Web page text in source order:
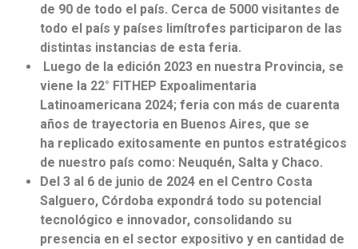
de 90 de todo el país. Cerca de 5000 visitantes de
todo el país y países limítrofes participaron de las
distintas instancias de esta feria.
Luego de la edición 2023 en nuestra Provincia, se
viene la 22° FITHEP Expoalimentaria
Latinoamericana 2024; feria con más de cuarenta
años de trayectoria en Buenos Aires, que se
ha replicado exitosamente en puntos estratégicos
de nuestro país como: Neuquén, Salta y Chaco.
Del 3 al 6 de junio de 2024 en el Centro Costa
Salguero, Córdoba expondrá todo su potencial
tecnológico e innovador, consolidando su
presencia en el sector expositivo y en cantidad de